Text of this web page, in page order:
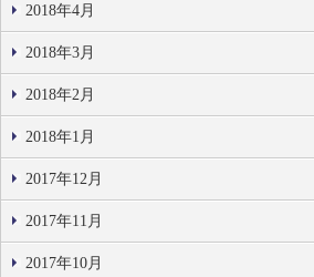
2018年4月
2018年3月
2018年2月
2018年1月
2017年12月
2017年11月
2017年10月